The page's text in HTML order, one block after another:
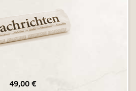
49,00 €